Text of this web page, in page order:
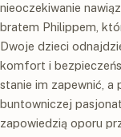
nieoczekiwanie
bratem Philippem,
Dwoje dzieci
komfort i
stanie im zapewnić, a
buntowniczej
zapowiedzią oporu